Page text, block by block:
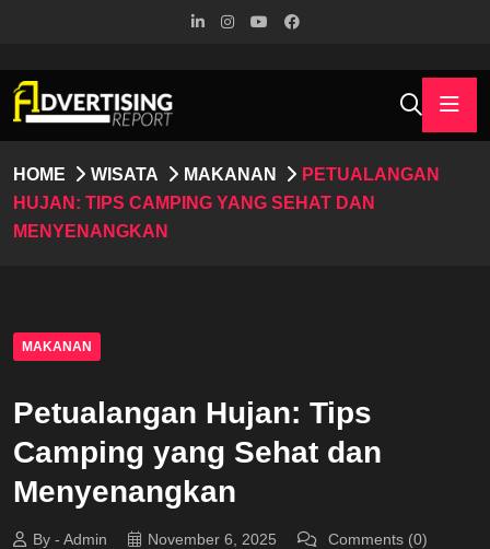
HOME WISATA MAKANAN
PETUALANGAN
HUJAN: TIPS CAMPING YANG SEHAT DAN
MENYENANGKAN
MAKANAN
Petualangan Hujan: Tips
Camping yang Sehat dan
Menyenangkan
By - Admin November 6, 2025
Comments (0)